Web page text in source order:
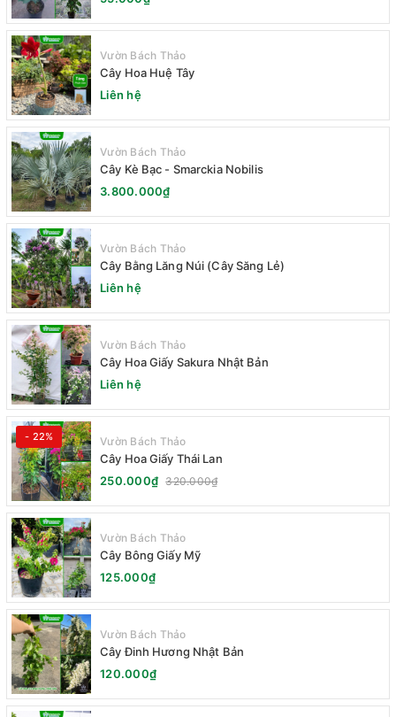
Vườn Bách Thảo
Cây Hoa Huệ Tây
Liên hệ
Vườn Bách Thảo
Cây Kè Bạc - Smarckia Nobilis
3.800.000₫
Vườn Bách Thảo
Cây Bằng Lăng Núi (Cây Săng Lẻ)
Liên hệ
Vườn Bách Thảo
Cây Hoa Giấy Sakura Nhật Bản
Liên hệ
- 22% Vườn Bách Thảo
Cây Hoa Giấy Thái Lan
250.000₫ 320.000₫
Vườn Bách Thảo
Cây Bông Giấy Mỹ
125.000₫
Vườn Bách Thảo
Cây Đinh Hương Nhật Bản
120.000₫